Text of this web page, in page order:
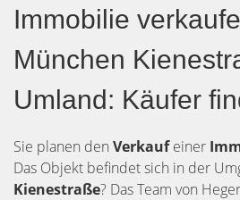
Immobilie
München
Umland: Käufer
Sie planen den Verkaufeiner
Das Objekt befindet sich in der
Kienestraße? Das Team von